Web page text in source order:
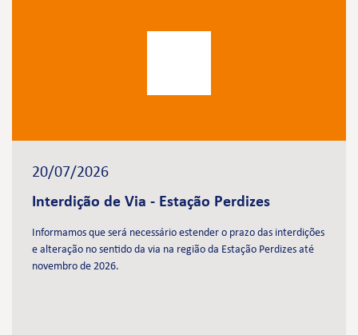
20/07/2026
Interdição de Via - Estação Perdizes
Informamos que será necessário estender o prazo das interdições
e alteração no sentido da via na região da Estação Perdizes até
novembro de 2026.